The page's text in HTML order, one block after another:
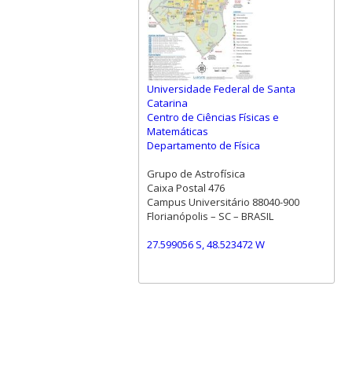
Universidade Federal de Santa
Catarina
Centro de Ciências Físicas e
Matemáticas
Departamento de Física
Grupo de Astrofísica
Caixa Postal 476
Campus Universitário 88040-900
Florianópolis – SC – BRASIL
27.599056 S, 48.523472 W